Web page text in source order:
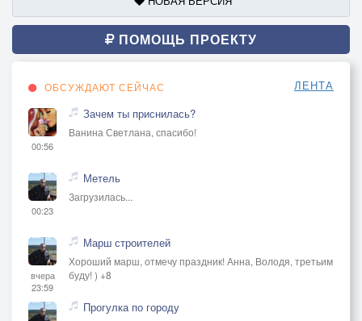
ПОМОЩЬ ПРОЕКТУ
ОБСУЖДАЮТ СЕЙЧАС ЛЕНТА
00:56
Зачем ты приснилась?
Ванина Светлана, спасибо!
00:23
Метель
Загрузилась...
вчера
23:59
Марш строителей
Хороший марш, отмечу праздник! Анна, Володя, третьим
буду! ) +8
Прогулка по городу